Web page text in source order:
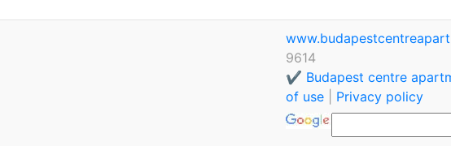
9614
✔️ Budapest centre
of use
Privacy policy